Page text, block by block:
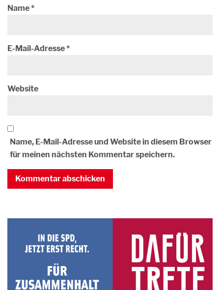
Name*
E-Mail-Adresse*
Website
Name, E-Mail-Adresse und Website in diesem Browser
für meinen nächsten Kommentar speichern.